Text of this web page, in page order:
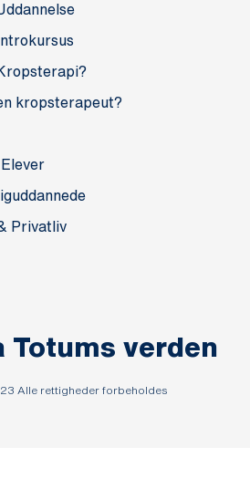
kropsterapeut?
Elever
Privatliv
Totums verden
Alle rettigheder forbeholdes